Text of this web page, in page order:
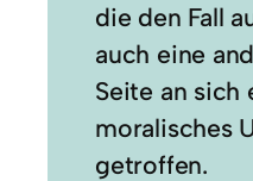
die den Fall
auch eine
Seite an sich
moralisches
getroffen.